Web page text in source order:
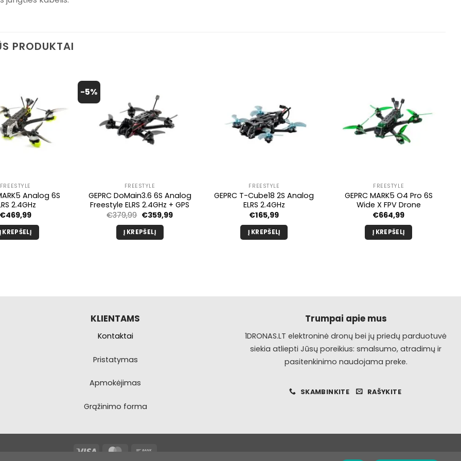
PRODUKTAI
FREESTYLE
Analog 6S
2.4GHz
€469,99
Į KREPŠELĮ
-5%
FREESTYLE
GEPRC DoMain3.6 6S Analog
Freestyle ELRS 2.4GHz + GPS
€379,99 Pradinė
buvo:
€379,99.
€359,99Dabartinė
Į KREPŠELĮ
FREESTYLE
GEPRC T-Cube18 2S Analog
ELRS 2.4GHz
€165,99
Į KREPŠELĮ
FREESTYLE
GEPRC MARK5 O4 Pro 6S
Wide X FPV Drone
€664,99
Į KREPŠELĮ
KLIENTAMS
Kontaktai
Pristatymas
Apmokėjimas
Grąžinimo forma
Trumpai apie mus
1DRONAS.LT elektroninė dronų bei jų priedų parduotuvė
siekia atliepti Jūsų poreikius: smalsumo, atradimų ir
pasitenkinimo naudojama preke.
SKAMBINKITE RAŠYKITE
Visa MasterCard